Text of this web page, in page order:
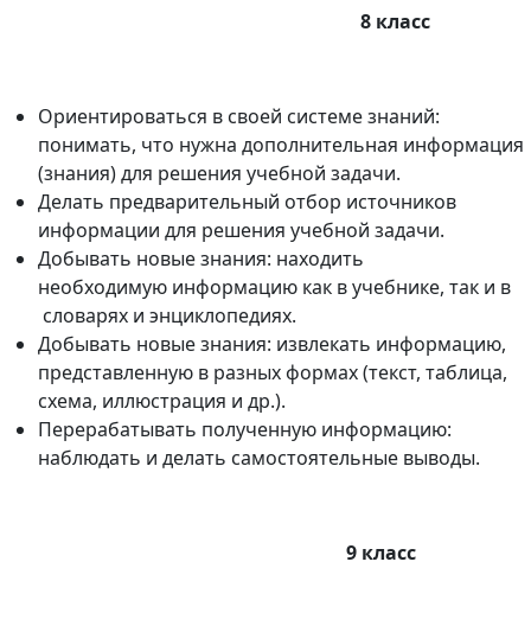
8 класс
Ориентироваться в своей системе знаний:
понимать, что нужна дополнительная информация
(знания) для решения учебной задачи.
Делать предварительный отбор источников
информации для решения учебной задачи.
Добывать новые знания: находить
необходимую информацию как в учебнике, так и в
словарях и энциклопедиях.
Добывать новые знания: извлекать информацию,
представленную в разных формах (текст, таблица,
схема, иллюстрация и др.).
Перерабатывать полученную информацию:
наблюдать и делать самостоятельные выводы.
9 класс